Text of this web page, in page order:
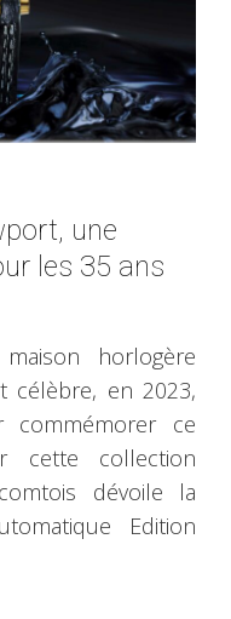
une
les 35 ans
horlogère
célèbre, en 2023,
commémorer ce
cette collection
dévoile la
Edition